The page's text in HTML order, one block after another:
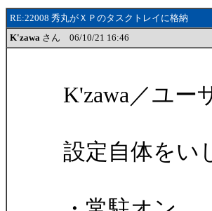
RE:22008 秀丸がＸＰのタスクトレイに格納
K'zawa さん 06/10/21 16:46
K'zawa／ユー
設定自体をい